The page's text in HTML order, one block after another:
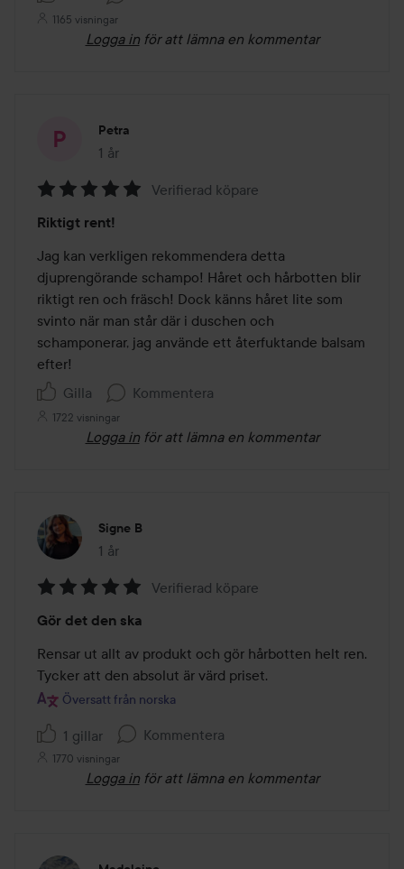
1165 visningar
Logga in för att lämna en kommentar
Petra
1 år
Inlägget skapades 1 år
5
av
5
Verifierad köpare
Riktigt rent!
Jag kan verkligen rekommendera detta
djuprengörande schampo! Håret och hårbotten blir
riktigt ren och fräsch! Dock känns håret lite som
svinto när man står där i duschen och
schamponerar, jag använde ett återfuktande balsam
efter!
Gilla
Kommentera
1722 visningar
Logga in för att lämna en kommentar
Signe B
1 år
Inlägget skapades 1 år
5
av
5
Verifierad köpare
Gör det den ska
Rensar ut allt av produkt och gör hårbotten helt ren.
Tycker att den absolut är värd priset.
Översatt från norska
1 gillar Kommentera
1770 visningar
Logga in för att lämna en kommentar